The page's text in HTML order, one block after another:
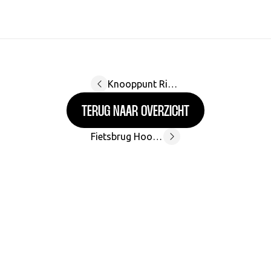
Knooppunt Riemesteenweg
TERUG NAAR OVERZICHT
Fietsbrug Hoogstraat (Zandekenbrug)